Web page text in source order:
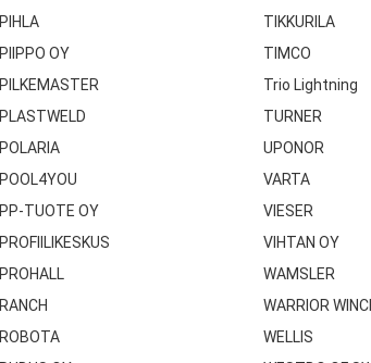
PIHLA
PIIPPO OY
PILKEMASTER
PLASTWELD
POLARIA
POOL4YOU
PP-TUOTE OY
PROFIILIKESKUS
PROHALL
RANCH
ROBOTA
TIKKURILA
TIMCO
Trio Lightning
TURNER
UPONOR
VARTA
VIESER
VIHTAN OY
WAMSLER
WARRIOR
WELLIS